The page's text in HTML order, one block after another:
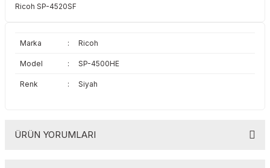
Ricoh SP-4520SF
Marka : Ricoh
Model : SP-4500HE
Renk : Siyah
ÜRÜN YORUMLARI